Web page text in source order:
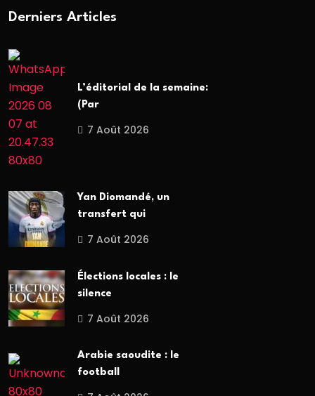
Derniers Articles
L’éditorial de la semaine:
(Par
7 Août 2026
Yan Diomandé, un
transfert qui
7 Août 2026
Élections locales : le
silence
7 Août 2026
Arabie saoudite : le
football